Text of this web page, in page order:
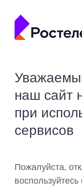
наш сайт
при
сервисов
Пожалуйста,